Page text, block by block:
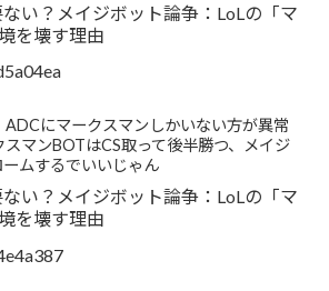
い？メイジボット論争：LoLの「マ
を壊す理由
ADCにマークスマンしかいない方が異常
マンBOTはCS取って後半勝つ、メイジ
ムするでいいじゃん
い？メイジボット論争：LoLの「マ
を壊す理由